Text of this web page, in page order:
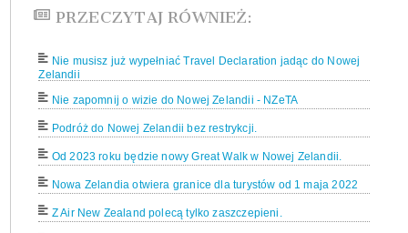
PRZECZYTAJ RÓWNIEŻ:
Nie musisz już wypełniać Travel Declaration jadąc do Nowej
Zelandii
Nie zapomnij o wizie do Nowej Zelandii - NZeTA
Podróż do Nowej Zelandii bez restrykcji.
Od 2023 roku będzie nowy Great Walk w Nowej Zelandii.
Nowa Zelandia otwiera granice dla turystów od 1 maja 2022
Z Air New Zealand polecą tylko zaszczepieni.